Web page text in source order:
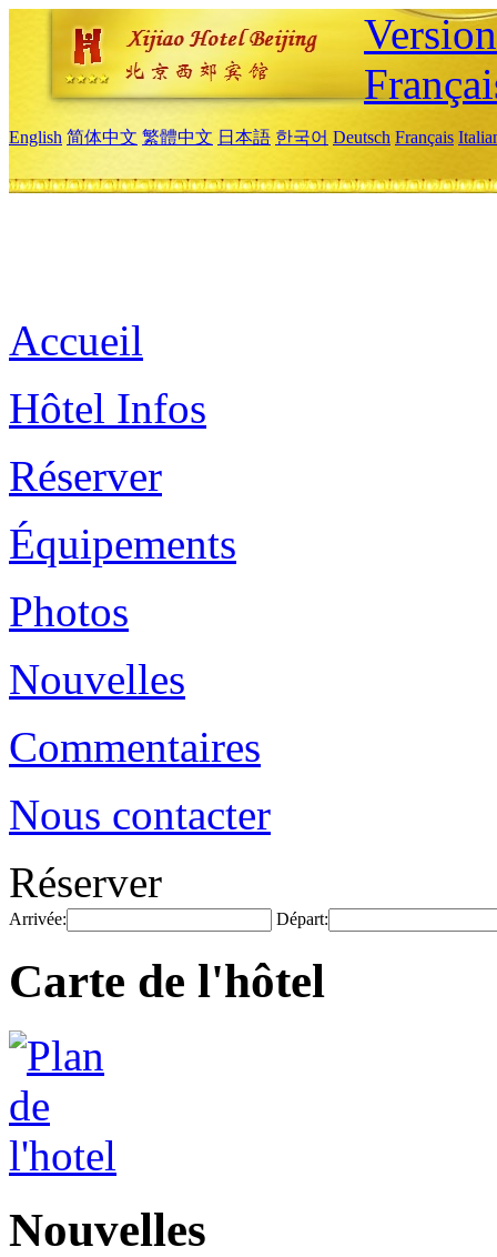
English 简体中文 繁體中文 日本語 한국어 Deutsch Français
Accueil
Hôtel Infos
Réserver
Équipements
Photos
Nouvelles
Commentaires
Nous contacter
Réserver
Arrivée: Départ:
Carte de l'hôtel
Nouvelles